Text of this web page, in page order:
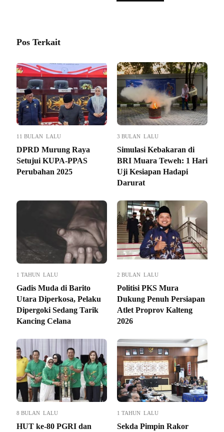
Pos Terkait
11 BULAN LALU
DPRD Murung Raya
Setujui KUPA-PPAS
Perubahan 2025
3 BULAN LALU
Simulasi Kebakaran di
BRI Muara Teweh: 1 Hari
Uji Kesiapan Hadapi
Darurat
1 TAHUN LALU
Gadis Muda di Barito
Utara Diperkosa, Pelaku
Dipergoki Sedang Tarik
Kancing Celana
2 BULAN LALU
Politisi PKS Mura
Dukung Penuh Persiapan
Atlet Proprov Kalteng
2026
8 BULAN LALU
HUT ke-80 PGRI dan
1 TAHUN LALU
Sekda Pimpin Rakor